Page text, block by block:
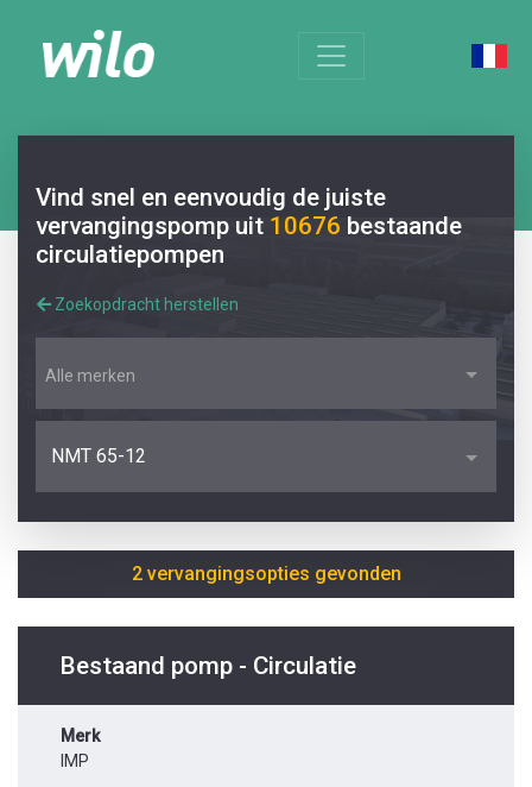
Vind snel en eenvoudig de juiste
vervangingspomp uit 10676 bestaande
circulatiepompen
Zoekopdracht herstellen
Alle merken
NMT 65-12
2 vervangingsopties gevonden
Bestaand pomp - Circulatie
Merk
IMP